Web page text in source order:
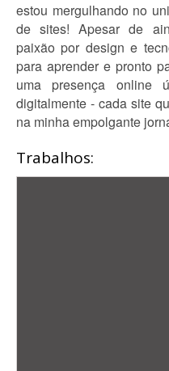
estou mergulhando no
de sites! Apesar de
paixão por design e
para aprender e pronto
uma presença online
digitalmente - cada site
na minha empolgante
Trabalhos: